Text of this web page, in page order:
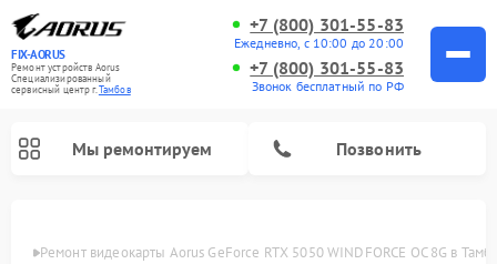
FIX-AORUS
Ремонт устройств Aorus
Специализированный
cервисный центр г.Тамбов
+7 (800) 301-55-83
Ежедневно, с 10:00 до 20:00
+7 (800) 301-55-83
Звонок бесплатный по РФ
Мы ремонтируем Позвонить
Ремонт видеокарты Aorus GeForce RTX 5050 WINDFORCE OC 8G в